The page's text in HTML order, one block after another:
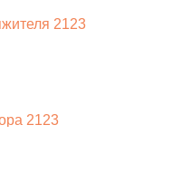
2123
2123